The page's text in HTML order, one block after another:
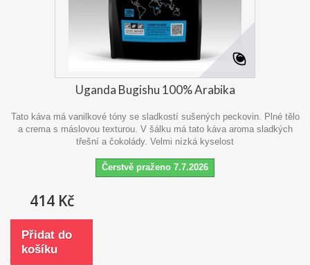
Uganda Bugishu 100% Arabika
Tato káva má vanilkové tóny se sladkostí sušených peckovin. Plné tělo
a crema s máslovou texturou. V šálku má tato káva aroma sladkých
třešní a čokolády. Velmi nízká kyselost
Čerstvě praženo 7.7.2026
414 Kč
Přidat do
košíku